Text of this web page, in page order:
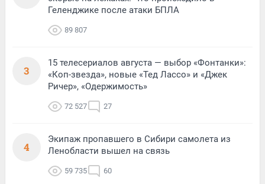
Геленджике после атаки БПЛА
89 807
3
15 телесериалов августа — выбор «Фонтанки»:
«Коп-звезда», новые «Тед Лассо» и «Джек
Ричер», «Одержимость»
72 527 27
4
Экипаж пропавшего в Сибири самолета из
Ленобласти вышел на связь
59 735 60